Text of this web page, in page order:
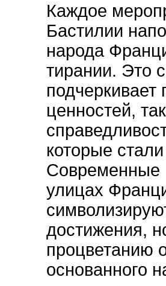
Каждое
Бастилии
народа
тирании. Это
подчеркивает
ценностей,
которые
Современные
улицах
достижения,
процветанию
основанного